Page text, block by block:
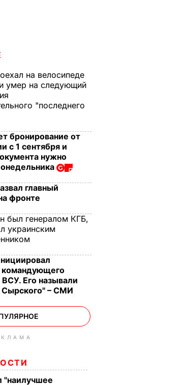
на велосипеде
умер на следующий
"последнего
бронирование от
с 1 сентября и
нужно
главный
фронте
был генералом КГБ,
украинским
командующего
Его называли
Сырского" – СМИ
"наилучшее